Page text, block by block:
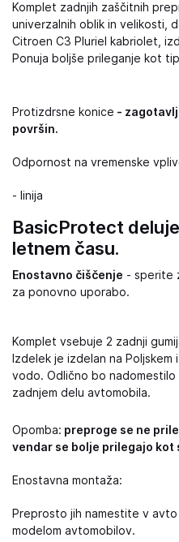
Komplet zadnjih zaščitnih
univerzalnih oblik in velikosti,
Citroen C3 Pluriel kabriolet,
Ponuja boljše prileganje kot
Protizdrsne konice -
površin.
Odpornost na vremenske
- linija
BasicProtect
letnem času.
Enostavno čiščenje - sperite
za ponovno uporabo.
Komplet vsebuje 2 zadnji
Izdelek je izdelan na
vodo. Odlično bo
zadnjem delu avtomobila.
Opomba: preproge se ne
vendar se bolje prilegajo
Enostavna montaža:
Preprosto jih namestite v
modelom avtomobilov.